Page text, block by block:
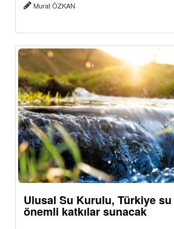
Murat ÖZKAN
Ulusal Su Kurulu, Türkiye
önemli katkılar sunacak